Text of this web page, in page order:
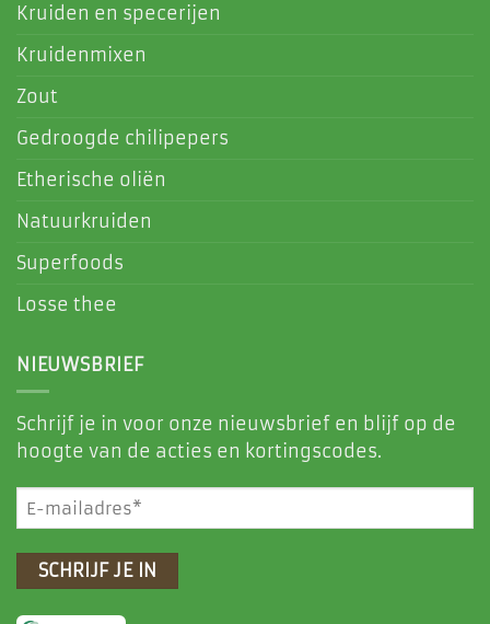
Kruiden en specerijen
Kruidenmixen
Zout
Gedroogde chilipepers
Etherische oliën
Natuurkruiden
Superfoods
Losse thee
NIEUWSBRIEF
Schrijf je in voor onze nieuwsbrief en blijf op de
hoogte van de acties en kortingscodes.
E-
mailadres
(Vereist)